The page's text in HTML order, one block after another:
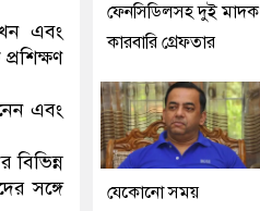
এবং
এবং
বিভিন্ন
সঙ্গে
ফেনসিডিলসহ দুই মাদক
কারবারি গ্রেফতার
যেকোনো সময়